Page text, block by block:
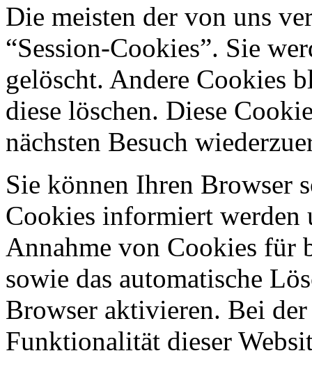
Die meisten der von uns
“Session-Cookies”. Sie
gelöscht. Andere Cookies
diese löschen. Diese
nächsten Besuch
Sie können Ihren Browser
Cookies informiert
Annahme von Cookies für
sowie das automatische
Browser aktivieren. Bei
Funktionalität dieser